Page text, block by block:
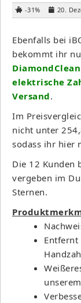
-31% 20.
Ebenfalls bei
bekommt ihr
elektrische
Versand.
Im
nicht unter
sodass ihr hier
Die 12 Kunden
vergeben im
Sternen.
Entfernt